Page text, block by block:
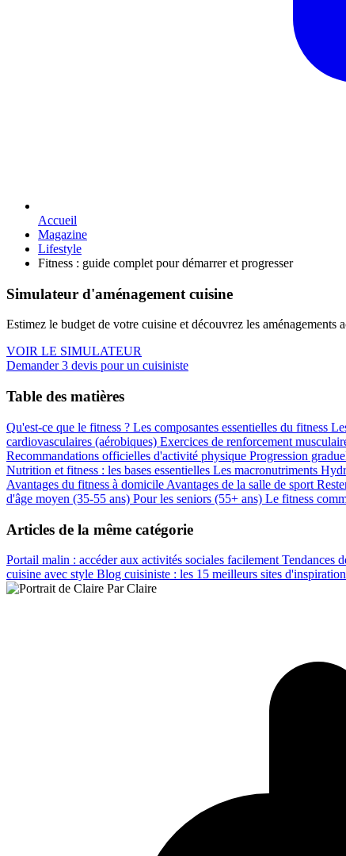
Accueil
Magazine
Lifestyle
Fitness : guide complet pour démarrer et progresser
Simulateur d'aménagement cuisine
Estimez le budget de votre cuisine et découvrez les aménagements
VOIR LE SIMULATEUR
Demander 3 devis pour un cuisiniste
Table des matières
Qu'est-ce que le fitness ? Les composantes essentielles du fitness
cardiovasculaires (aérobiques) Exercices de renforcement
Recommandations officielles d'activité physique Progression
Nutrition et fitness : les bases essentielles Les macronutriments
Avantages du fitness à domicile Avantages de la salle de sport
d'âge moyen (35-55 ans) Pour les seniors (55+ ans) Le fitness
Articles de la même catégorie
Portail malin : accéder aux activités sociales facilement Tendances
cuisine avec style Blog cuisiniste : les 15 meilleurs sites
Par Claire